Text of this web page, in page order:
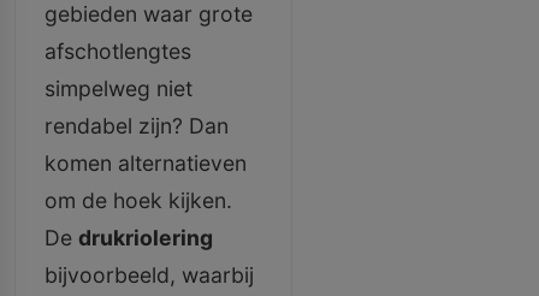
gebieden waar grote
afschotlengtes
simpelweg niet
rendabel zijn? Dan
komen alternatieven
om de hoek kijken.
De drukriolering
bijvoorbeeld, waarbij